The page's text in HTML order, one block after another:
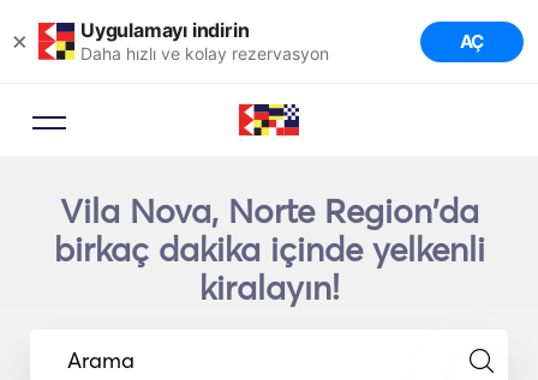
× Uygulamayı indirin
Daha hızlı ve kolay rezervasyon AÇ
Vila Nova, Norte Region'da
birkaç dakika içinde yelkenli
kiralayın!
Arama